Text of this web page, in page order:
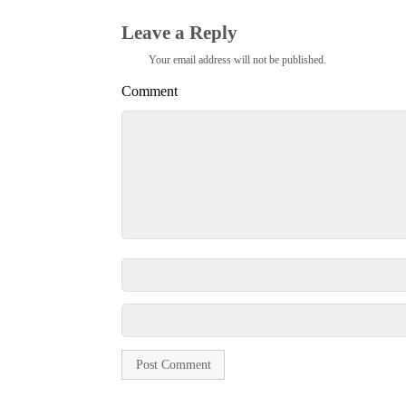
Leave a Reply
Your email address will not be published.
Comment